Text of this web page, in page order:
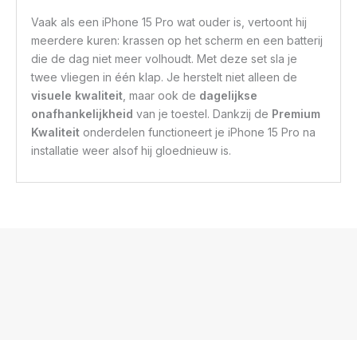
Vaak als een iPhone 15 Pro wat ouder is, vertoont hij
meerdere kuren: krassen op het scherm en een batterij
die de dag niet meer volhoudt. Met deze set sla je
twee vliegen in één klap. Je herstelt niet alleen de
visuele kwaliteit , maar ook de dagelijkse
onafhankelijkheid van je toestel. Dankzij de Premium
Kwaliteit onderdelen functioneert je iPhone 15 Pro na
installatie weer alsof hij gloednieuw is.